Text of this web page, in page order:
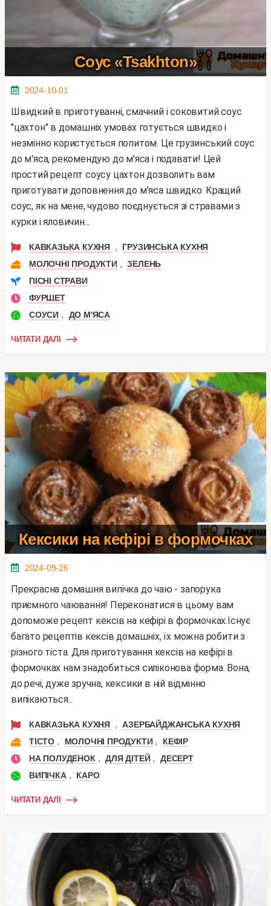
Соус «Tsakhton»
2024-10-01
Швидкий в приготуванні, смачний і соковитий соус
"цахтон" в домашніх умовах готується швидко і
незмінно користується попитом. Це грузинський соус
до м'яса, рекомендую до м'яса і подавати! Цей
простий рецепт соусу цахтон дозволить вам
приготувати доповнення до м'яса швидко. Кращий
соус, як на мене, чудово поєднується зі стравами з
курки і яловичин...
КАВКАЗЬКА КУХНЯ ,
ГРУЗИНСЬКА КУХНЯ
МОЛОЧНІ ПРОДУКТИ , ЗЕЛЕНЬ
ПІСНІ СТРАВИ
ФУРШЕТ
СОУСИ , ДО М'ЯСА
ЧИТАТИ ДАЛІ
Кексики на кефірі в формочках
2024-09-26
Прекрасна домашня випічка до чаю - запорука
приємного чаювання! Переконатися в цьому вам
допоможе рецепт кексів на кефірі в формочках.Існує
багато рецептів кексів домашніх, їх можна робити з
різного тіста. Для приготування кексів на кефірі в
формочках нам знадобиться силіконова форма. Вона,
до речі, дуже зручна, кексики в ній відмінно
випікаються...
КАВКАЗЬКА КУХНЯ , АЗЕРБАЙДЖАНСЬКА КУХНЯ
ТІСТО , МОЛОЧНІ ПРОДУКТИ ,
КЕФІР
НА ПОЛУДЕНОК , ДЛЯ ДІТЕЙ ,
ДЕСЕРТ
ВИПІЧКА , КАРО
ЧИТАТИ ДАЛІ